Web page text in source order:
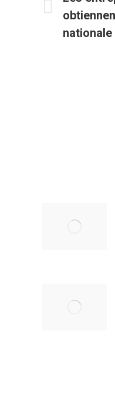
Article
précédent